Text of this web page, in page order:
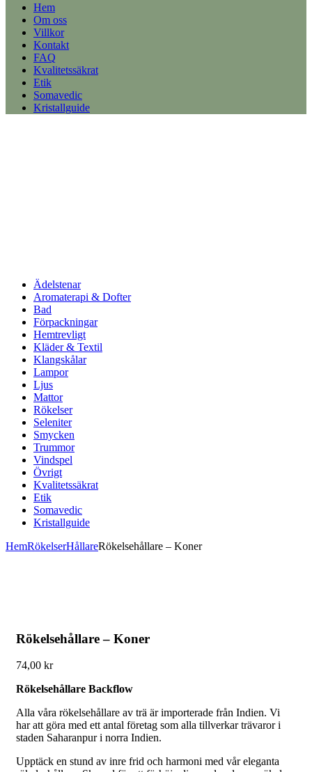
Hem
Om oss
Villkor
Kontakt
FAQ
Kvalitetssäkrat
Etik
Somavedic
Kristallguide
Ädelstenar
Aromaterapi & Dofter
Bad
Förpackningar
Hemtrevligt
Kläder & Textil
Klangskålar
Lampor
Ljus
Mattor
Rökelser
Seleniter
Smycken
Trummor
Vindspel
Övrigt
Kvalitetssäkrat
Etik
Somavedic
Kristallguide
HemRökelserHållareRökelsehållare – Koner
Rökelsehållare – Koner
74,00 kr
Rökelsehållare Backflow
Alla våra rökelsehållare av trä är importerade från Indien. Vi
har att göra med ett antal företag som alla tillverkar trävaror i
staden Saharanpur i norra Indien.
Upptäck en stund av inre frid och harmoni med vår eleganta